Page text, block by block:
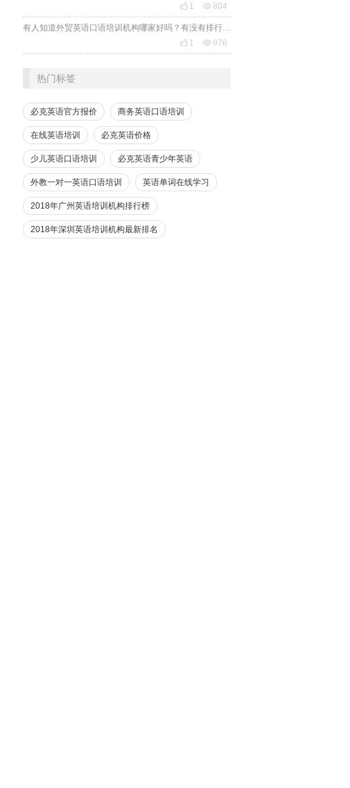
 1  804
 1  976
热门标签
必克英语官方报价 商务英语口语培训
在线英语培训 必克英语价格
少儿英语口语培训 必克英语青少年英语
外教一对一英语口语培训 英语单词在线学习
2018年广州英语培训机构排行榜
2018年深圳英语培训机构最新排名